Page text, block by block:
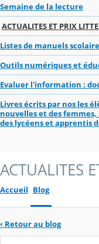
Semaine de la lecture
ACTUALITES ET PRIX
Listes de manuels
Outils numériques et
Evaluer l'information :
Livres écrits par nos les
nouvelles et des
des lycéens et apprentis
ACTUALITES
Accueil Blog
‹ Retour au blog